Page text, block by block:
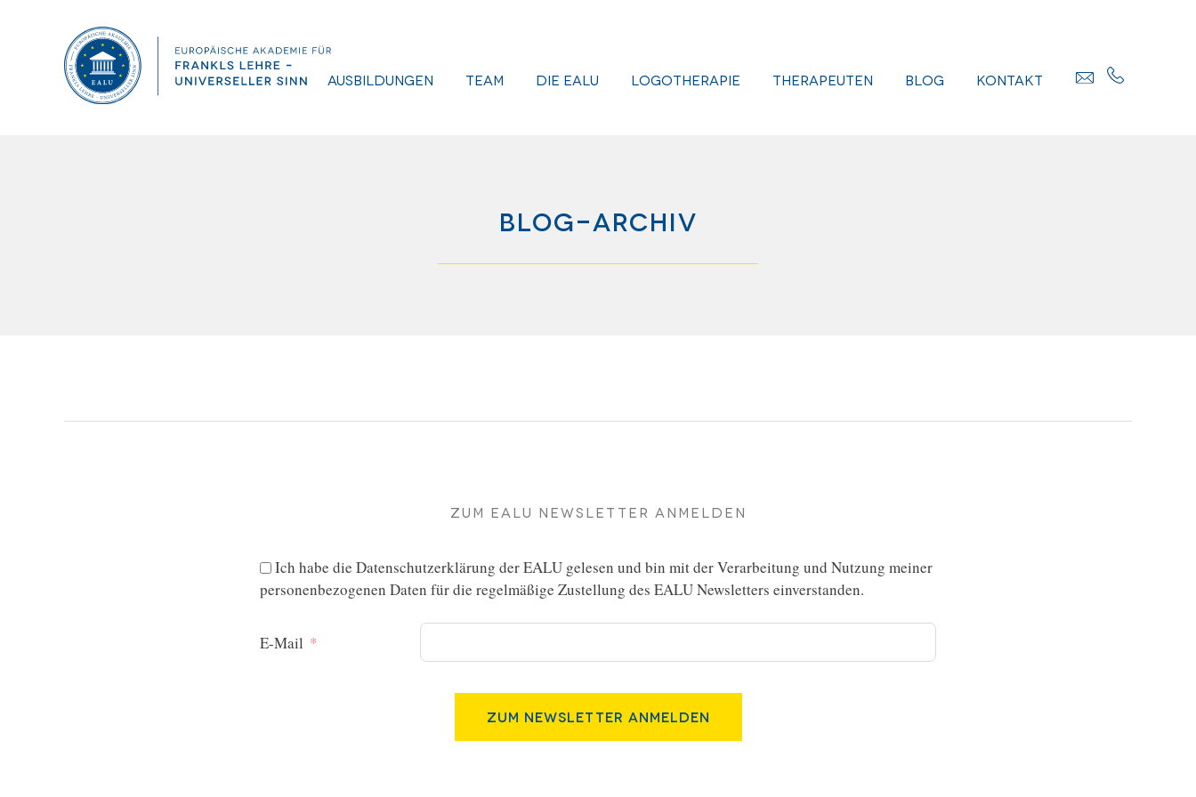
Ausbildungen Team Die EALU Logotherapie Therapeuten Blog Kontakt
Blog-Archiv
Zum EALU Newsletter anmelden
Ich habe die Datenschutzerklärung der EALU gelesen und bin mit der Verarbeitung und Nutzung meiner
personenbezogenen Daten für die regelmäßige Zustellung des EALU Newsletters einverstanden.
E-Mail
Zum Newsletter Anmelden